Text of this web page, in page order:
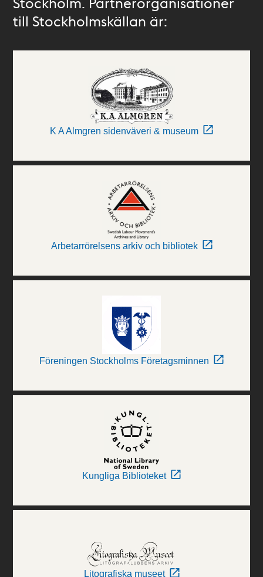
till Stockholmskällan är:
K A Almgren sidenväveri & museum
Arbetarrörelsens arkiv och bibliotek
Föreningen Stockholms Företagsminnen
Kungliga Biblioteket
Litografiska museet